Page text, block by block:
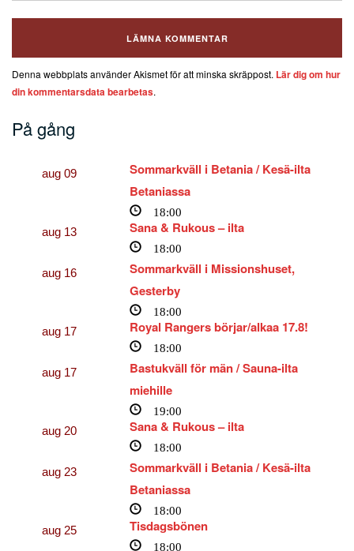
Denna webbplats använder Akismet för att minska skräppost. Lär dig om hur
din kommentarsdata bearbetas.
På gång
aug 09
Sommarkväll i Betania / Kesä-ilta
Betaniassa
18:00
aug 13 Sana & Rukous – ilta
18:00
aug 16
Sommarkväll i Missionshuset,
Gesterby
18:00
aug 17 Royal Rangers börjar/alkaa 17.8!
18:00
aug 17
Bastukväll för män / Sauna-ilta
miehille
19:00
aug 20 Sana & Rukous – ilta
18:00
aug 23
Sommarkväll i Betania / Kesä-ilta
Betaniassa
18:00
aug 25 Tisdagsbönen
18:00